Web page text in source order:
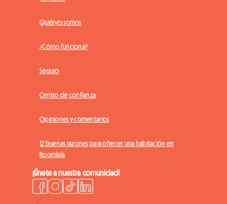
Quiénes somos
¿Cómo funciona?
Seguro
Centro de confianza
Opiniones y comentarios
12 buenas razones para ofrecer una habitación en
Roomlala
¡Únete a nuestra comunidad!